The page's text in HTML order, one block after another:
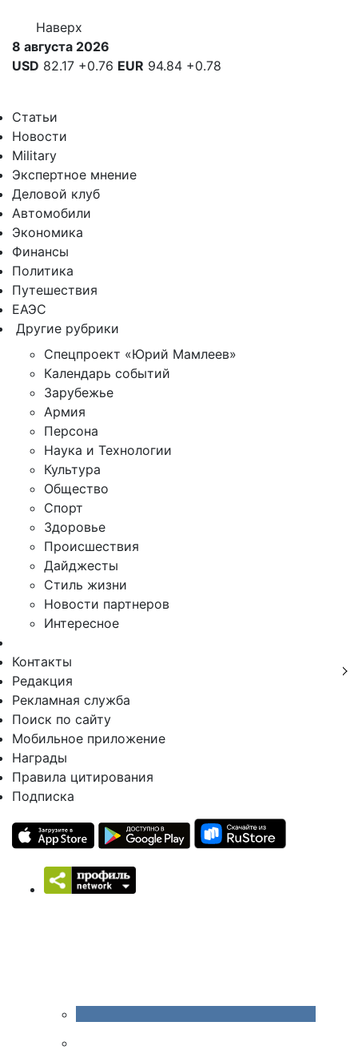
Наверх
8 августа 2026
USD 82.17 +0.76 EUR 94.84 +0.78
Статьи
Новости
Military
Экспертное мнение
Деловой клуб
Автомобили
Экономика
Финансы
Политика
Путешествия
ЕАЭС
Другие рубрики
Спецпроект «Юрий Мамлеев»
Календарь событий
Зарубежье
Армия
Персона
Наука и Технологии
Культура
Общество
Спорт
Здоровье
Происшествия
Дайджесты
Стиль жизни
Новости партнеров
Интересное
Контакты
Редакция
Рекламная служба
Поиск по сайту
Мобильное приложение
Награды
Правила цитирования
Подписка